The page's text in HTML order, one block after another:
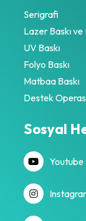
Serigrafi
Lazer Baskı ve
UV Baskı
Folyo Baskı
Matbaa Baskı
Destek
Sosyal
Youtube